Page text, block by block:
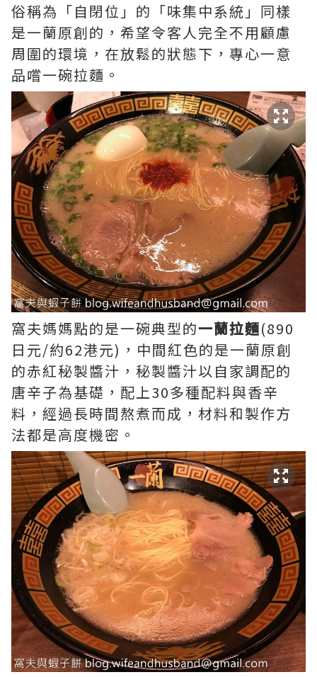
俗稱為「自閉位」的「味集中系統」同樣
是一蘭原創的，希望令客人完全不用顧慮
周圍的環境，在放鬆的狀態下，專心一意
品嚐一碗拉麵。
窩夫媽媽點的是一碗典型的一蘭拉麵(890
日元/約62港元)，中間紅色的是一蘭原創
的赤紅秘製醬汁，秘製醬汁以自家調配的
唐辛子為基礎，配上30多種配料與香辛
料，經過長時間熬煮而成，材料和製作方
法都是高度機密。